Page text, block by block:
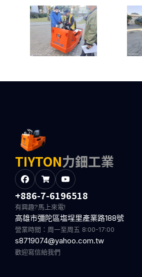
TIYTON力鈿工業
+886-7-6196518
有興趣?馬上來電!
高雄市彌陀區塩埕里產業路188號
營業時間：周一至周五 8:00-17:00
s8719074@yahoo.com.tw
歡迎寫信給我們